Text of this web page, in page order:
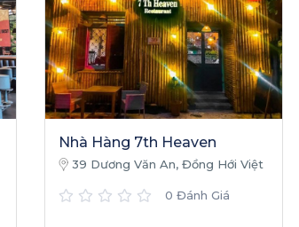
Nhà Hàng 7th Heaven
39 Dương Văn An, Đồng Hới Việt
0 Đánh Giá